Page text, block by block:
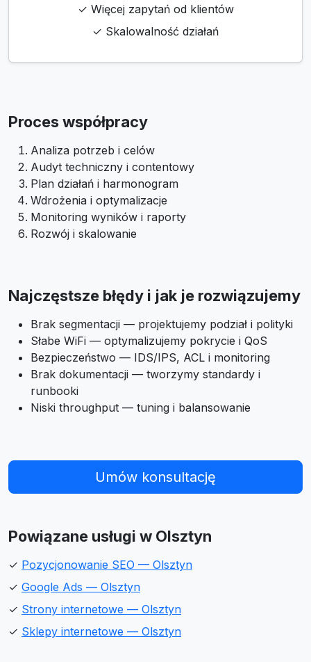
✓ Więcej zapytań od klientów
✓ Skalowalność działań
Proces współpracy
Analiza potrzeb i celów
Audyt techniczny i contentowy
Plan działań i harmonogram
Wdrożenia i optymalizacje
Monitoring wyników i raporty
Rozwój i skalowanie
Najczęstsze błędy i jak je rozwiązujemy
Brak segmentacji — projektujemy podział i polityki
Słabe WiFi — optymalizujemy pokrycie i QoS
Bezpieczeństwo — IDS/IPS, ACL i monitoring
Brak dokumentacji — tworzymy standardy i
runbooki
Niski throughput — tuning i balansowanie
Umów konsultację
Powiązane usługi w Olsztyn
✓ Pozycjonowanie SEO — Olsztyn
✓ Google Ads — Olsztyn
✓ Strony internetowe — Olsztyn
✓ Sklepy internetowe — Olsztyn